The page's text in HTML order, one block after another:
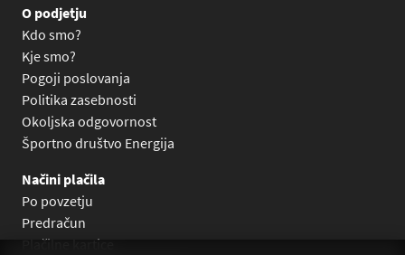
O podjetju
Kdo smo?
Kje smo?
Pogoji poslovanja
Politika zasebnosti
Okoljska odgovornost
Športno društvo Energija
Načini plačila
Po povzetju
Predračun
Plačilne kartice